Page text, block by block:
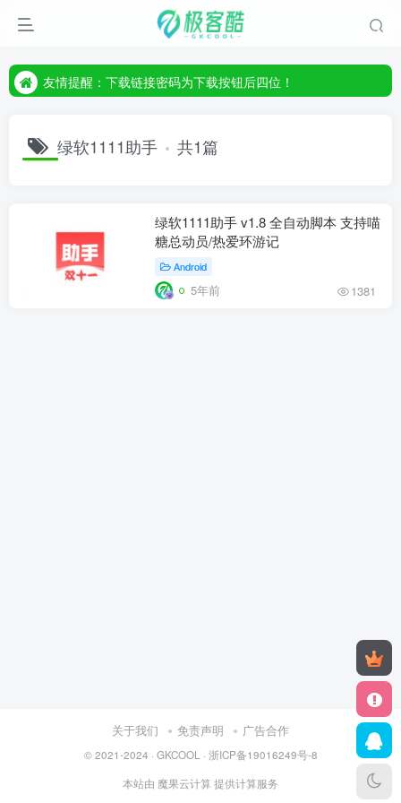
友情提醒：下载链接密码为下载按钮后四位！
友情提醒：下载链接密码为下载按钮后四位！
绿软1111助手 共1篇
绿软1111助手 v1.8 全自动脚本 支持喵
糖总动员/热爱环游记
Android
5年前 1381
关于我们 免责声明 广告合作
© 2021-2024 · GKCOOL · 浙ICP备19016249号-8
本站由 魔果云计算 提供计算服务